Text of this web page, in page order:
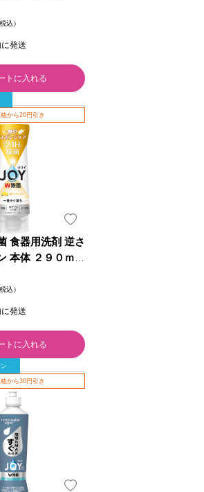
ン 本体 ２９０
ャパン
込）
発送
トに入れる
から20円引き
食器用洗剤 逆さ
本体 ２９０ｍｌ
込）
発送
トに入れる
から30円引き